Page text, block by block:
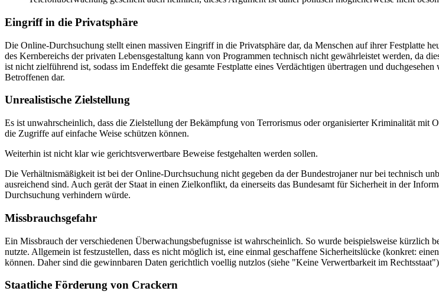
Eingriff in die Privatsphäre
Die Online-Durchsuchung stellt einen massiven Eingriff in die Privatsphäre dar, da Menschen auf ihrer Festplatte
des Kernbereichs der privaten Lebensgestaltung kann von Programmen technisch nicht gewährleistet werden, da
ist nicht zielführend ist, sodass im Endeffekt die gesamte Festplatte eines Verdächtigen übertragen und
Betroffenen dar.
Unrealistische Zielstellung
Es ist unwahrscheinlich, dass die Zielstellung der Bekämpfung von Terrorismus oder organisierter Kriminalität mit
die Zugriffe auf einfache Weise schützen können.
Weiterhin ist nicht klar wie gerichtsverwertbare Beweise festgehalten werden sollen.
Die Verhältnismäßigkeit ist bei der Online-Durchsuchung nicht gegeben da der Bundestrojaner nur bei technisch
ausreichend sind. Auch gerät der Staat in einen Zielkonflikt, da einerseits das Bundesamt für Sicherheit in der
Durchsuchung verhindern würde.
Missbrauchsgefahr
Ein Missbrauch der verschiedenen Überwachungsbefugnisse ist wahrscheinlich. So wurde beispielsweise
nutzte. Allgemein ist festzustellen, dass es nicht möglich ist, eine einmal geschaffene Sicherheitslücke (konkret:
können. Daher sind die gewinnbaren Daten gerichtlich voellig nutzlos (siehe "Keine Verwertbarkeit im Rechtsstaat")
Staatliche Förderung von Crackern